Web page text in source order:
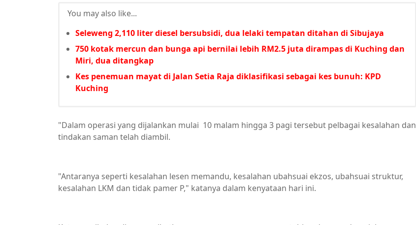
You may also like...
Seleweng 2,110 liter diesel bersubsidi, dua lelaki tempatan ditahan di Sibujaya
750 kotak mercun dan bunga api bernilai lebih RM2.5 juta dirampas di Kuching dan
Miri, dua ditangkap
Kes penemuan mayat di Jalan Setia Raja diklasifikasi sebagai kes bunuh: KPD
Kuching
"Dalam operasi yang dijalankan mulai 10 malam hingga 3 pagi tersebut pelbagai kesalahan dan
tindakan saman telah diambil.
"Antaranya seperti kesalahan lesen memandu, kesalahan ubahsuai ekzos, ubahsuai struktur,
kesalahan LKM dan tidak pamer P," katanya dalam kenyataan hari ini.